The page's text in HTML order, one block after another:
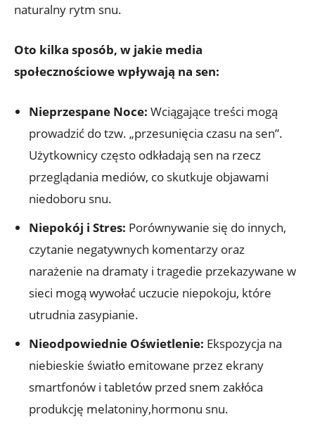
naturalny rytm snu.
Oto kilka sposób, w jakie media
społecznościowe wpływają na sen:
Nieprzespane Noce: Wciągające treści mogą
prowadzić do tzw. „przesunięcia czasu na sen”.
Użytkownicy często odkładają sen na rzecz
przeglądania mediów, co skutkuje objawami
niedoboru snu.
Niepokój i Stres: Porównywanie się do innych,
czytanie negatywnych komentarzy oraz
narażenie na dramaty i tragedie przekazywane w
sieci mogą wywołać uczucie niepokoju, które
utrudnia zasypianie.
Nieodpowiednie Oświetlenie: Ekspozycja na
niebieskie światło emitowane przez ekrany
smartfonów i tabletów przed snem zakłóca
produkcję melatoniny,hormonu snu.